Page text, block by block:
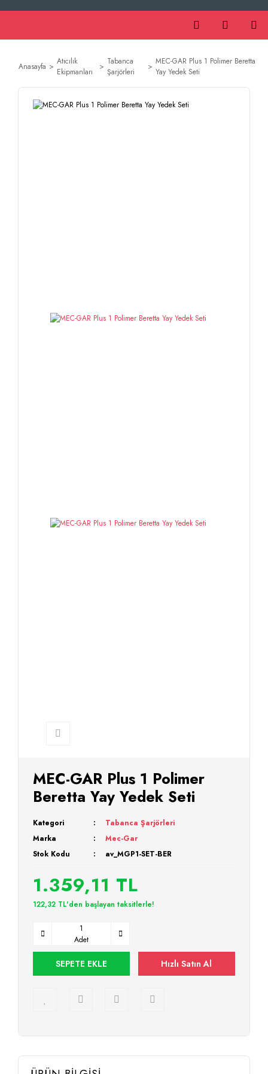
Anasayfa
Atıcılık
Ekipmanları
Tabanca
Şarjörleri
MEC-GAR Plus 1 Polimer Beretta
Yay Yedek Seti
MEC-GAR Plus 1 Polimer
Beretta Yay Yedek Seti
Kategori
Tabanca Şarjörleri
Marka
Mec-Gar
Stok Kodu
av_MGP1-SET-BER
1.359,11 TL
122,32 TL'den başlayan taksitlerle!
Adet
SEPETE EKLE Hızlı Satın Al